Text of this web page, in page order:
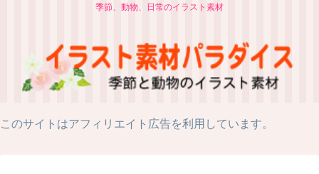
季節、動物、日常のイラスト素材
このサイトはアフィリエイト広告を利用しています。